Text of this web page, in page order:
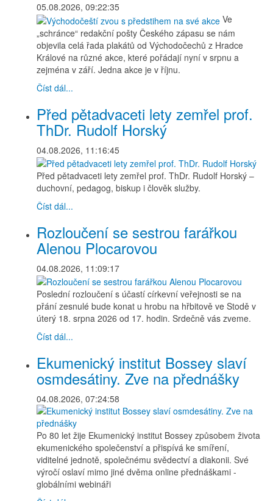
05.08.2026, 09:22:35
Ve
„schránce“ redakční pošty Českého zápasu se nám
objevila celá řada plakátů od Východočechů z Hradce
Králové na různé akce, které pořádají nyní v srpnu a
zejména v září. Jedna akce je v říjnu.
Číst dál...
Před pětadvaceti lety zemřel prof.
ThDr. Rudolf Horský
04.08.2026, 11:16:45
Před pětadvaceti lety zemřel prof. ThDr. Rudolf Horský –
duchovní, pedagog, biskup i člověk služby.
Číst dál...
Rozloučení se sestrou farářkou
Alenou Plocarovou
04.08.2026, 11:09:17
Poslední rozloučení s účastí církevní veřejnosti se na
přání zesnulé bude konat u hrobu na hřbitově ve Stodě v
úterý 18. srpna 2026 od 17. hodin. Srdečně vás zveme.
Číst dál...
Ekumenický institut Bossey slaví
osmdesátiny. Zve na přednášky
04.08.2026, 07:24:58
Po 80 let žije Ekumenický institut Bossey způsobem života
ekumenického společenství a přispívá ke smíření,
viditelné jednotě, společnému svědectví a diakonii. Své
výročí oslaví mimo jiné dvěma online přednáškami -
globálními webináři